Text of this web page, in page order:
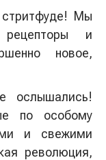
Мы
и
новое,
по особому
и свежими
революция,